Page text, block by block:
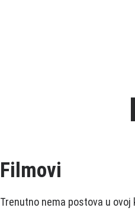
Filmovi
Trenutno nema postova u ovoj